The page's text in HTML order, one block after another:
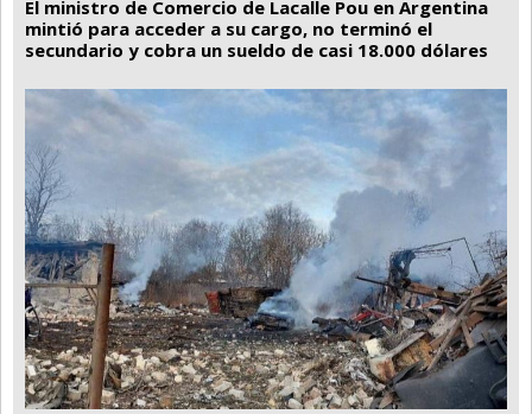
El ministro de Comercio de Lacalle Pou en Argentina
mintió para acceder a su cargo, no terminó el
secundario y cobra un sueldo de casi 18.000 dólares